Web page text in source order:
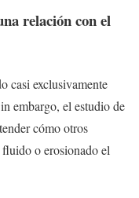
relación con el
casi exclusivamente
embargo, el estudio de
cómo otros
o erosionado el